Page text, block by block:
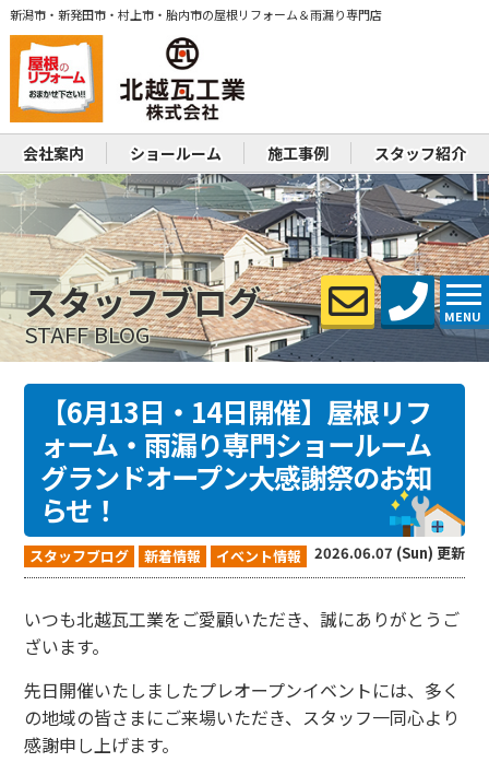
新潟市・新発田市・村上市・胎内市の屋根リフォーム＆雨漏り専門店
MENU
会社案内 ショールーム 施工事例 スタッフ紹介
スタッフブログ
STAFF BLOG
【6月13日・14日開催】屋根リフ
ォーム・雨漏り専門ショールーム
グランドオープン大感謝祭のお知
らせ！
スタッフブログ 新着情報 イベント情報 2026.06.07 (Sun) 更新
いつも北越瓦工業をご愛顧いただき、誠にありがとうご
ざいます。
先日開催いたしましたプレオープンイベントには、多く
の地域の皆さまにご来場いただき、スタッフ一同心より
感謝申し上げます。